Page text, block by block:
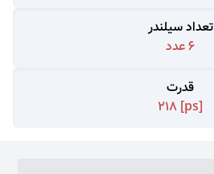
تعداد سیلندر
6عدد
قدرت
218 [ps]